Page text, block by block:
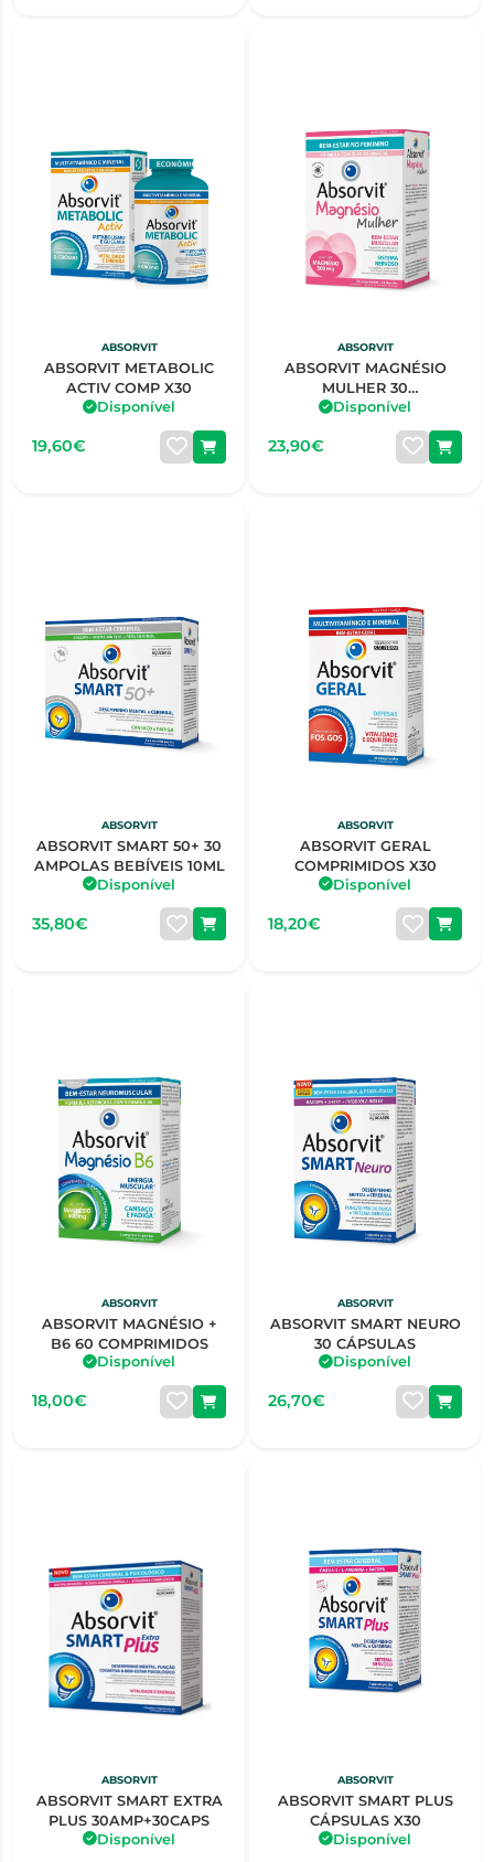
ABSORVIT
ABSORVIT METABOLIC
ACTIV COMP X30
Disponível
19,60€
ABSORVIT
ABSORVIT MAGNÉSIO
MULHER 30
COMPRIMIDOS + 30
CÁPSULAS
Disponível
23,90€
ABSORVIT
ABSORVIT SMART 50+ 30
AMPOLAS BEBÍVEIS 10ML
Disponível
35,80€
ABSORVIT
ABSORVIT GERAL
COMPRIMIDOS X30
Disponível
18,20€
ABSORVIT
ABSORVIT MAGNÉSIO +
B6 60 COMPRIMIDOS
Disponível
18,00€
ABSORVIT
ABSORVIT SMART NEURO
30 CÁPSULAS
Disponível
26,70€
ABSORVIT
ABSORVIT SMART EXTRA
PLUS 30AMP+30CAPS
Disponível
ABSORVIT
ABSORVIT SMART PLUS
CÁPSULAS X30
Disponível